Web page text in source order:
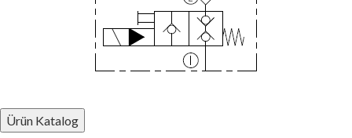
Ürün Katalog